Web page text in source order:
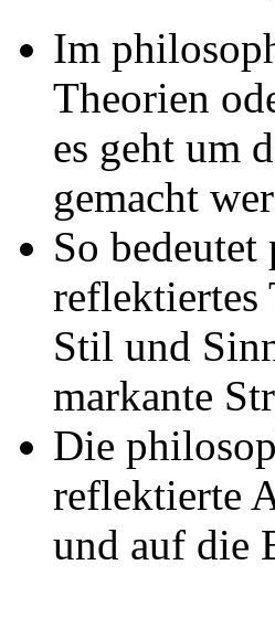
Im
Theorien
es geht um
gemacht
So
reflektiertes
Stil und
markante
Die
reflektierte
und auf die